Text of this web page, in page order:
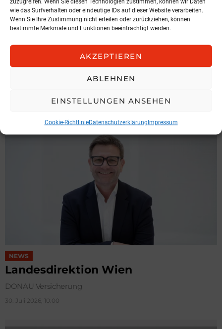
wie das Surfverhalten oder eindeutige IDs auf dieser Website verarbeiten.
Wenn Sie Ihre Zustimmung nicht erteilen oder zurückziehen, können
bestimmte Merkmale und Funktionen beeinträchtigt werden.
AKZEPTIEREN
ABLEHNEN
EINSTELLUNGEN ANSEHEN
Cookie-RichtlinieDatenschutzerklärungImpressum
NEWS
Hochnegger legt Präsidentenamt
NEWS
Landesdirektion Wien
DONAU Versicherung
30. Juli 2026, 10:00